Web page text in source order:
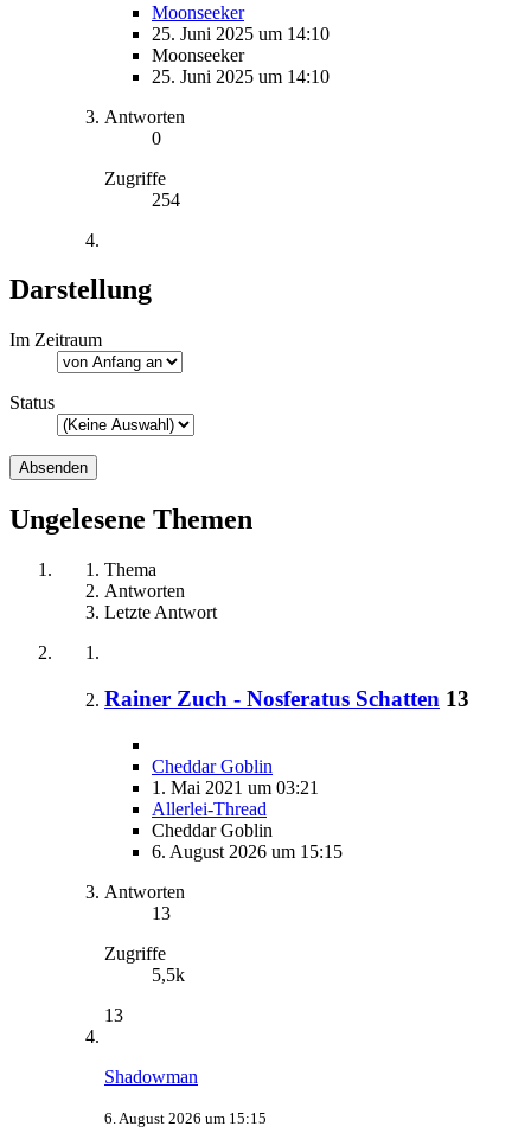
Moonseeker
25. Juni 2025 um 14:10
Moonseeker
25. Juni 2025 um 14:10
Antworten
0
Zugriffe
254
Darstellung
Im Zeitraum
Status
Ungelesene Themen
Thema
Antworten
Letzte Antwort
Rainer Zuch - Nosferatus Schatten 13
Cheddar Goblin
1. Mai 2021 um 03:21
Allerlei-Thread
Cheddar Goblin
6. August 2026 um 15:15
Antworten
13
Zugriffe
5,5k
13
Shadowman
6. August 2026 um 15:15